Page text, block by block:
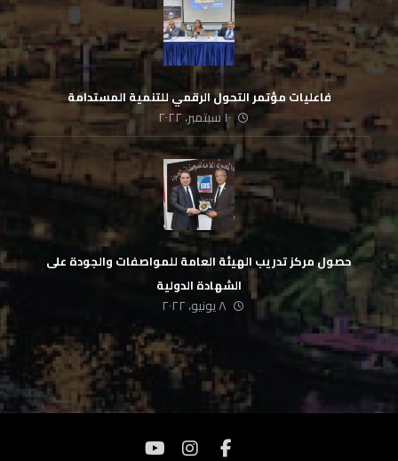
فاعليات مؤتمر التحول الرقمي للتنمية المستدامة
١٠ سبتمبر، ٢٠٢٢
حصول مركز تدريب الهيئة العامة للمواصفات والجودة على
الشهادة الدولية
٨ يونيو، ٢٠٢٢